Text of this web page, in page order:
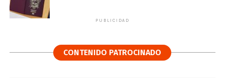
PUBLICIDAD
CONTENIDO PATROCINADO